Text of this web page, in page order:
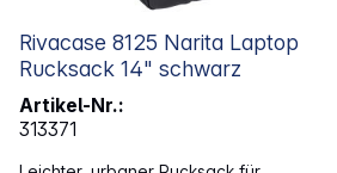
Rivacase 8125 Narita Laptop
Rucksack 14" schwarz
Artikel-Nr.:
313371